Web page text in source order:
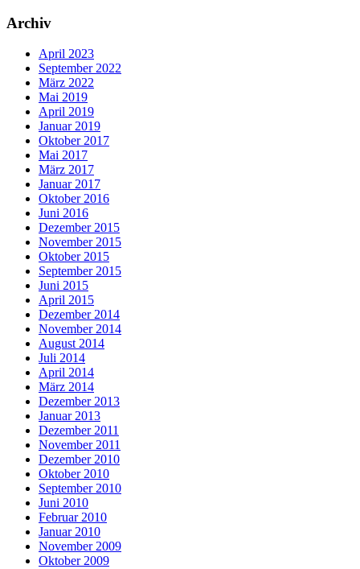
Archiv
April 2023
September 2022
März 2022
Mai 2019
April 2019
Januar 2019
Oktober 2017
Mai 2017
März 2017
Januar 2017
Oktober 2016
Juni 2016
Dezember 2015
November 2015
Oktober 2015
September 2015
Juni 2015
April 2015
Dezember 2014
November 2014
August 2014
Juli 2014
April 2014
März 2014
Dezember 2013
Januar 2013
Dezember 2011
November 2011
Dezember 2010
Oktober 2010
September 2010
Juni 2010
Februar 2010
Januar 2010
November 2009
Oktober 2009